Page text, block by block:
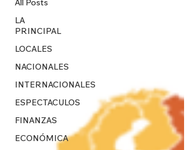
All Posts
LA
PRINCIPAL
LOCALES
NACIONALES
INTERNACIONALES
ESPECTACULOS
FINANZAS
ECONÓMICA